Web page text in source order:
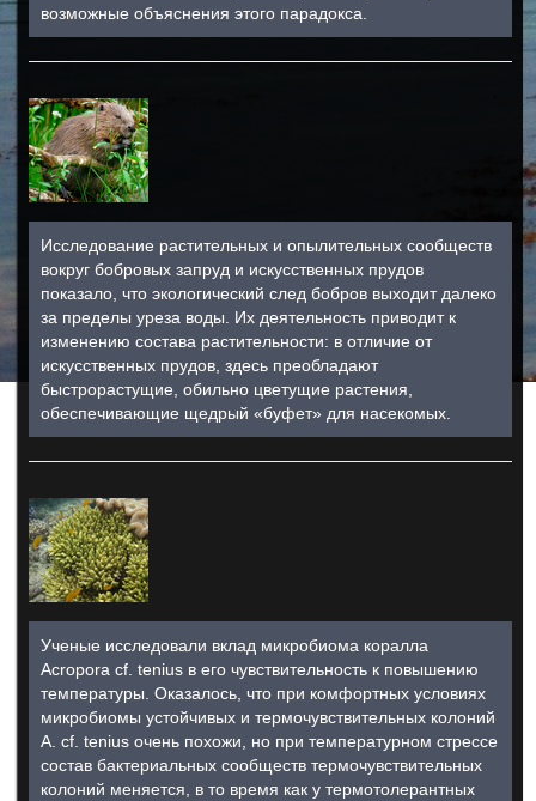
возможные объяснения этого парадокса.
Исследование растительных и опылительных сообществ
вокруг бобровых запруд и искусственных прудов
показало, что экологический след бобров выходит далеко
за пределы уреза воды. Их деятельность приводит к
изменению состава растительности: в отличие от
искусственных прудов, здесь преобладают
быстрорастущие, обильно цветущие растения,
обеспечивающие щедрый «буфет» для насекомых.
Ученые исследовали вклад микробиома коралла
Acropora cf. tenius в его чувствительность к повышению
температуры. Оказалось, что при комфортных условиях
микробиомы устойчивых и термочувствительных колоний
A. cf. tenius очень похожи, но при температурном стрессе
состав бактериальных сообществ термочувствительных
колоний меняется, в то время как у термотолерантных